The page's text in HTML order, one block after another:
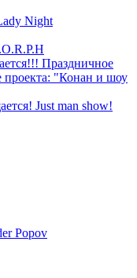
Night
Праздничное
проекта: "Конан и шоу
Just man show!
Popov